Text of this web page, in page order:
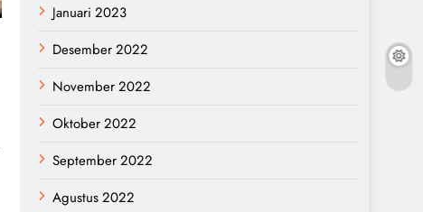
Januari 2023
Desember 2022
November 2022
Oktober 2022
September 2022
Agustus 2022